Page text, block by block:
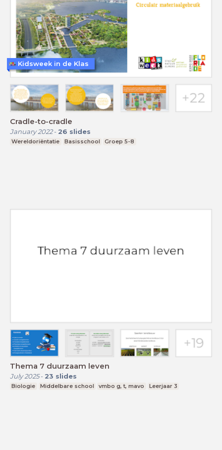
Cradle-to-cradle
January 2022- 26 slides
Wereldoriëntatie Basisschool Groep 5-8
Kidsweek in de Klas
Thema 7 duurzaam leven
July 2025- 23 slides
Biologie Middelbare school vmbo g, t, mavo Leerjaar 3